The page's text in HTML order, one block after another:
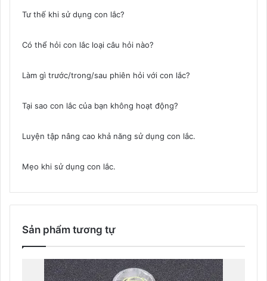
Tư thế khi sử dụng con lắc?
Có thể hỏi con lắc loại câu hỏi nào?
Làm gì trước/trong/sau phiên hỏi với con lắc?
Tại sao con lắc của bạn không hoạt động?
Luyện tập nâng cao khả năng sử dụng con lắc.
Mẹo khi sử dụng con lắc.
Sản phẩm tương tự